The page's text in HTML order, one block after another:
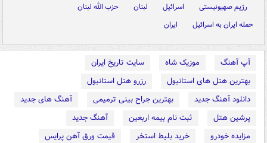
رژیم صهیونیستی اسرائیل لبنان
حزب الله لبنان
حمله ایران به اسرائیل
ایران
آپ آهنگ موزیک شاه
سایت تاریخ ایران
بهترین هتل های استانبول
رزرو هتل استانبول
دانلود آهنگ جدید
بهترین جراح بینی ترمیمی
آهنگ های جدید
پرشین هتل
ثبت نام بیمه اربعین
آهنگ جدید
مزایده خودرو
خرید بلیط استخر
قیمت ورق آهن پرایس